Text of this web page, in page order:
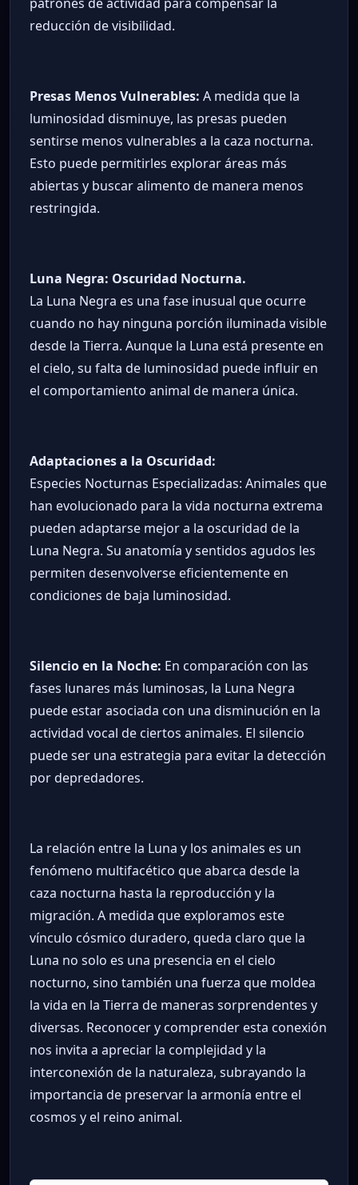
reducción de visibilidad.
Presas Menos Vulnerables: A medida que la
luminosidad disminuye, las presas pueden
sentirse menos vulnerables a la caza nocturna.
Esto puede permitirles explorar áreas más
abiertas y buscar alimento de manera menos
restringida.
Luna Negra: Oscuridad Nocturna.
La Luna Negra es una fase inusual que ocurre
cuando no hay ninguna porción iluminada visible
desde la Tierra. Aunque la Luna está presente en
el cielo, su falta de luminosidad puede influir en
el comportamiento animal de manera única.
Adaptaciones a la Oscuridad:
Especies Nocturnas Especializadas: Animales que
han evolucionado para la vida nocturna extrema
pueden adaptarse mejor a la oscuridad de la
Luna Negra. Su anatomía y sentidos agudos les
permiten desenvolverse eficientemente en
condiciones de baja luminosidad.
Silencio en la Noche: En comparación con las
fases lunares más luminosas, la Luna Negra
puede estar asociada con una disminución en la
actividad vocal de ciertos animales. El silencio
puede ser una estrategia para evitar la detección
por depredadores.
La relación entre la Luna y los animales es un
fenómeno multifacético que abarca desde la
caza nocturna hasta la reproducción y la
migración. A medida que exploramos este
vínculo cósmico duradero, queda claro que la
Luna no solo es una presencia en el cielo
nocturno, sino también una fuerza que moldea
la vida en la Tierra de maneras sorprendentes y
diversas. Reconocer y comprender esta conexión
nos invita a apreciar la complejidad y la
interconexión de la naturaleza, subrayando la
importancia de preservar la armonía entre el
cosmos y el reino animal.